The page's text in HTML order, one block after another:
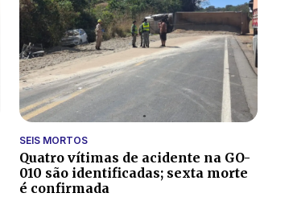
SEIS MORTOS
Quatro vítimas de acidente na GO-
010 são identificadas; sexta morte
é confirmada